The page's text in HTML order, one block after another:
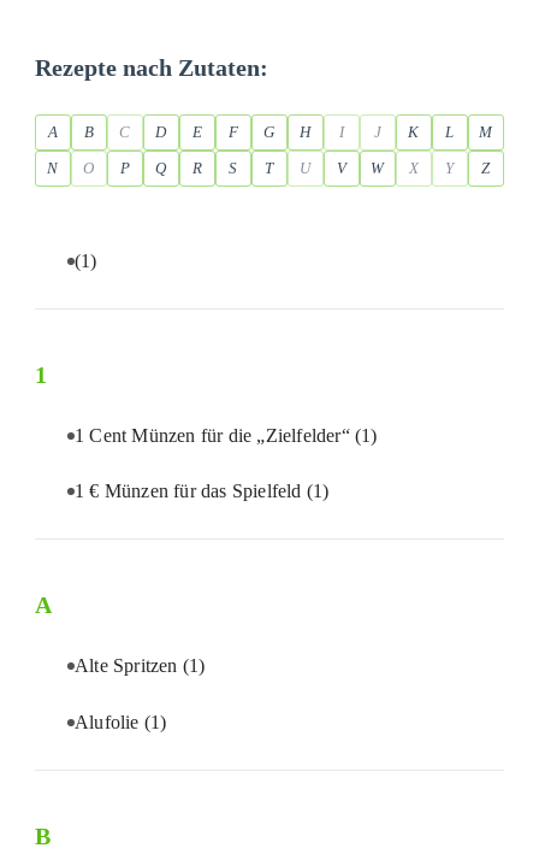
Rezepte nach Zutaten:
A B C D E F G H I J K L
M
N
O P Q R S T U V W X Y Z
(1)
1
1 Cent Münzen für die „Zielfelder“ (1)
1 € Münzen für das Spielfeld (1)
A
Alte Spritzen (1)
Alufolie (1)
B